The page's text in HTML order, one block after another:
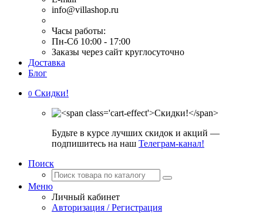
info@villashop.ru
Часы работы:
Пн-Сб 10:00 - 17:00
Заказы через сайт круглосуточно
Доставка
Блог
0 Скидки!
Будьте в курсе лучших скидок и акций —
подпишитесь на наш Телеграм-канал!
Поиск
Меню
Личный кабинет
Авторизация / Регистрация